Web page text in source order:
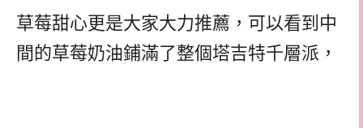
草莓甜心更是大家大力推薦，可以看到中
間的草莓奶油鋪滿了整個塔吉特千層派，